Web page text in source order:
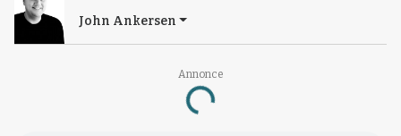
Annonce
Loading...
John Ankersen